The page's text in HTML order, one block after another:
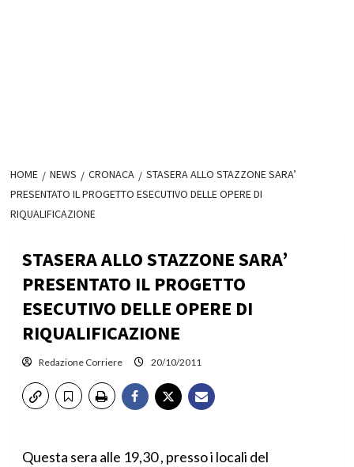
HOME NEWS CRONACA
STASERA ALLO STAZZONE SARA’
PRESENTATO IL PROGETTO ESECUTIVO DELLE OPERE DI
RIQUALIFICAZIONE
STASERA ALLO STAZZONE SARA’
PRESENTATO IL PROGETTO
ESECUTIVO DELLE OPERE DI
RIQUALIFICAZIONE
Redazione Corriere 20/10/2011
Questa sera alle 19,30 , presso i locali del